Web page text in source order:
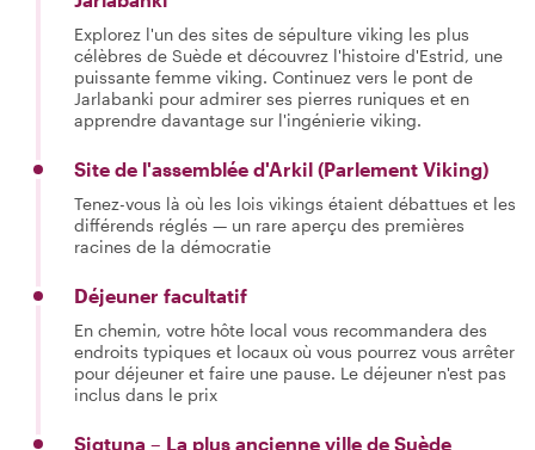
Explorez l'un des sites de sépulture viking les plus
célèbres de Suède et découvrez l'histoire d'Estrid, une
puissante femme viking. Continuez vers le pont de
Jarlabanki pour admirer ses pierres runiques et en
apprendre davantage sur l'ingénierie viking.
Site de l'assemblée d'Arkil (Parlement Viking)
Tenez-vous là où les lois vikings étaient débattues et les
différends réglés — un rare aperçu des premières
racines de la démocratie
Déjeuner facultatif
En chemin, votre hôte local vous recommandera des
endroits typiques et locaux où vous pourrez vous arrêter
pour déjeuner et faire une pause. Le déjeuner n'est pas
inclus dans le prix
Sigtuna – La plus ancienne ville de Suède